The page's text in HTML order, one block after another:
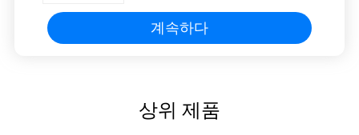
계속하다
상위 제품